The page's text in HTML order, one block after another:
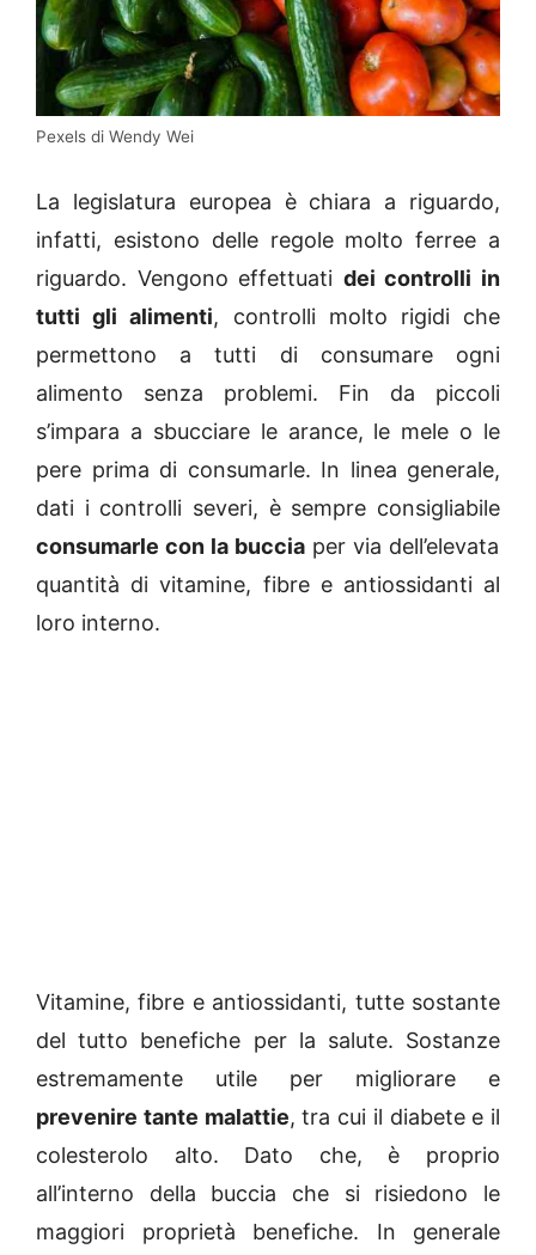
Pexels di Wendy Wei
La legislatura europea è chiara a riguardo,
infatti, esistono delle regole molto ferree a
riguardo. Vengono effettuati dei controlli in
tutti gli alimenti, controlli molto rigidi che
permettono a tutti di consumare ogni
alimento senza problemi. Fin da piccoli
s’impara a sbucciare le arance, le mele o le
pere prima di consumarle. In linea generale,
dati i controlli severi, è sempre consigliabile
consumarle con la buccia per via dell’elevata
quantità di vitamine, fibre e antiossidanti al
loro interno.
Vitamine, fibre e antiossidanti, tutte sostante
del tutto benefiche per la salute. Sostanze
estremamente utile per migliorare e
prevenire tante malattie, tra cui il diabete e il
colesterolo alto. Dato che, è proprio
all’interno della buccia che si risiedono le
maggiori proprietà benefiche. In generale